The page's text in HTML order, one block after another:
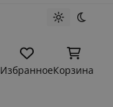
Светлая
ИзбранноеКорзина